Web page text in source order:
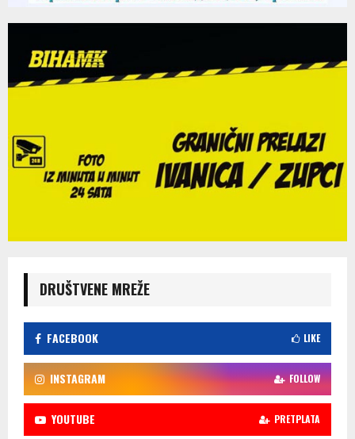
DRUŠTVENE MREŽE
FACEBOOK LIKE
INSTAGRAM FOLLOW
YOUTUBE PRETPLATA